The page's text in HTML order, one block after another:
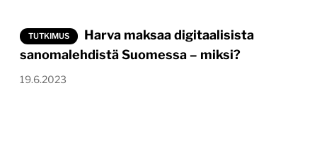
TUTKIMUS
Harva maksaa digitaalisista
sanomalehdistä Suomessa – miksi?
19.6.2023